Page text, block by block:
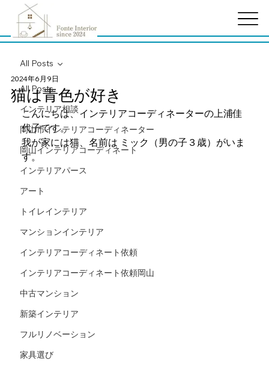
All Posts
インテリア相談
岡山市インテリアコーディネーター
岡山インテリアコーディネート
インテリアパース
アート
トイレインテリア
マンションインテリア
インテリアコーディネート依頼
インテリアコーディネート依頼岡山
中古マンション
新築インテリア
フルリノベーション
家具選び
All Posts
猫は青色が好き
2024年6月9日
こんにちは、インテリアコーディネーターの上浦佳
代子です。
我が家には猫、名前は ミック（男の子３歳）がいま
す。